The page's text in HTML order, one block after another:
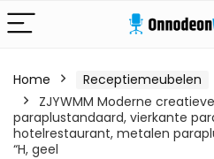
Home Receptiemeubelen
ZJYWMM Moderne
paraplustandaard, vierkante
hotelrestaurant, metalen
“H, geel